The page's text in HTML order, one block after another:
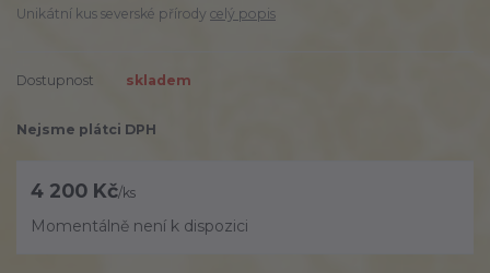
Unikátní kus severské přírody celý popis
Dostupnost skladem
Nejsme plátci DPH
4 200 Kč/ks
Momentálně není k dispozici